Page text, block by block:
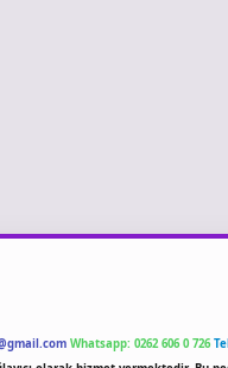
Whatsapp: 0262 606 0 726